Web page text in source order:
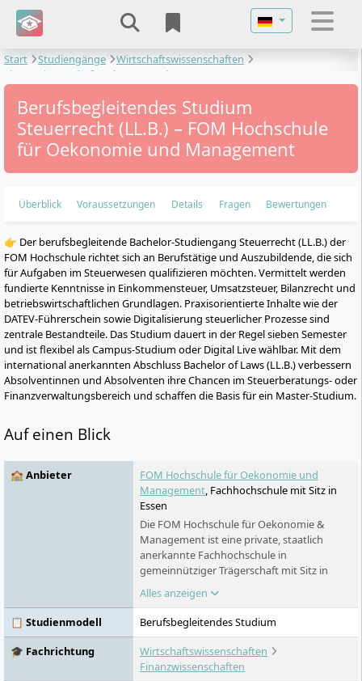
Sprache
Start Studiengänge
Wirtschaftswissenschaften
Finanzwissenschaften
Steuerrecht
Berufsbegleitendes Studium
Steuerrecht (LL.B.) – FOM Hochschule
für Oekonomie und Management
Überblick Voraussetzungen Details Fragen Bewertungen
👉 Der berufsbegleitende Bachelor-Studiengang Steuerrecht (LL.B.) der
FOM Hochschule richtet sich an Berufstätige und Auszubildende, die sich
für Aufgaben im Steuerwesen qualifizieren möchten. Vermittelt werden
fundierte Kenntnisse in Einkommensteuer, Umsatzsteuer, Bilanzrecht und
betriebswirtschaftlichen Grundlagen. Praxisorientierte Inhalte wie der
DATEV-Führerschein sowie Digitalisierung steuerlicher Prozesse sind
zentrale Bestandteile. Das Studium dauert in der Regel sieben Semester
und ist flexibel als Campus-Studium oder Digital Live wählbar. Mit dem
international anerkannten Abschluss Bachelor of Laws (LL.B.) verbessern
Absolventinnen und Absolventen ihre Chancen im Steuerberatungs- oder
Finanzverwaltungsbereich und schaffen die Basis für ein Master-Studium.
Auf einen Blick
🏫 Anbieter
FOM Hochschule für Oekonomie und
Management, Fachhochschule mit Sitz in
Essen
Die FOM Hochschule für Oekonomie &
Management ist eine private, staatlich
anerkannte Fachhochschule in
gemeinnütziger Trägerschaft mit Sitz in
Essen. Sie richtet sich vor allem an
Berufstätige, Auszubildende und dual
Studierende. Das Profil verbindet
berufsbegleitende Studienmodelle, ein
breites Fächerspektrum, zahlreiche
Hochschulzentren und Digitales Live-
Alles anzeigen
📋 Studienmodell
Berufsbegleitendes Studium
🎓 Fachrichtung
Wirtschaftswissenschaften
Finanzwissenschaften